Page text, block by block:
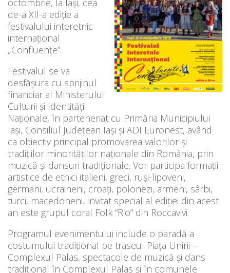
octombrie, la Iași, cea
de-a XII-a ediție a
festivalului interetnic
internațional
„Confluențe”.
Festivalul se va
desfășura cu sprijinul
financiar al Ministerului
Culturii și Identității
Naționale, în parteneriat cu Primăria Municipiului
Iași, Consiliul Județean Iași și ADI Euronest, având
ca obiectiv principal promovarea valorilor și
tradițiilor minorităților naționale din România, prin
muzică și dansuri tradiționale. Vor participa formații
artistice de etnici italieni, greci, ruși-lipoveni,
germani, ucraineni, croați, polonezi, armeni, sârbi,
turci, macedoneni. Invitat special al ediției din acest
an este grupul coral Folk “Rio” din Roccavivi.
Programul evenimentului include o paradă a
costumului tradițional pe traseul Piața Unirii –
Complexul Palas, spectacole de muzică și dans
tradițional în Complexul Palas și în comunele